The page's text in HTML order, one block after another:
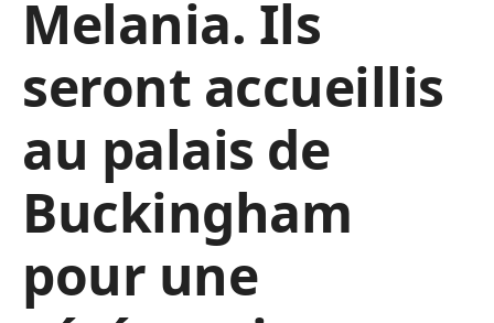
Melania. Ils
seront accueillis
au palais de
Buckingham
pour une